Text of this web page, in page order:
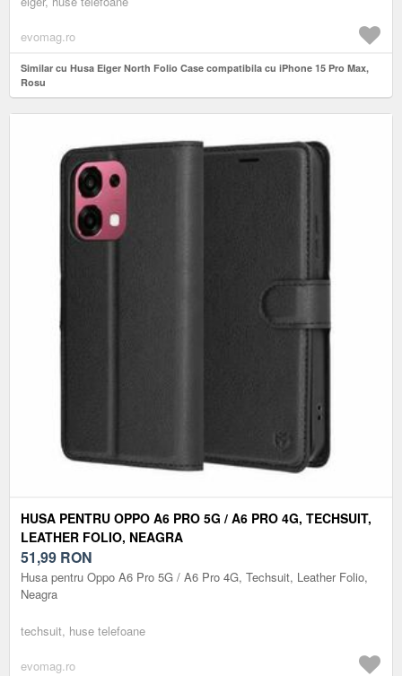
evomag.ro
Similar cu Husa Eiger North Folio Case compatibila cu iPhone 15 Pro Max,
Rosu
HUSA PENTRU OPPO A6 PRO 5G / A6 PRO 4G, TECHSUIT,
LEATHER FOLIO, NEAGRA
51,99 RON
Husa pentru Oppo A6 Pro 5G / A6 Pro 4G, Techsuit, Leather Folio,
Neagra
techsuit, huse telefoane
evomag.ro